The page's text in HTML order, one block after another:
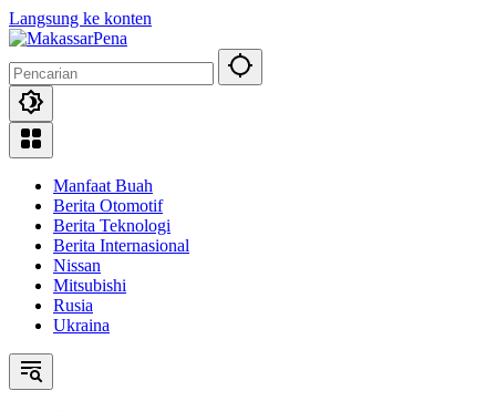
Langsung ke konten
Manfaat Buah
Berita Otomotif
Berita Teknologi
Berita Internasional
Nissan
Mitsubishi
Rusia
Ukraina